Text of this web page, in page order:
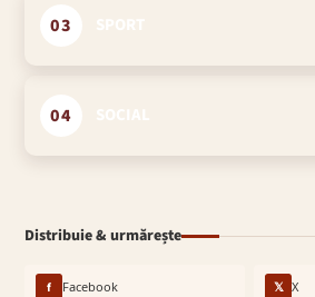
03
04
Distribuie & urmărește
f Facebook 𝕏 X